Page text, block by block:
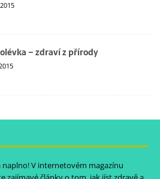
– zdraví z přírody
V internetovém magazínu